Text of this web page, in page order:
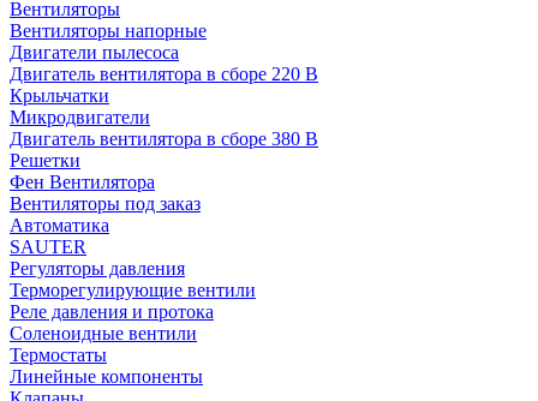
Вентиляторы
Вентиляторы напорные
Двигатели пылесоса
Двигатель вентилятора в сборе 220 В
Крыльчатки
Микродвигатели
Двигатель вентилятора в сборе 380 В
Решетки
Фен Вентилятора
Вентиляторы под заказ
Автоматика
SAUTER
Регуляторы давления
Терморегулирующие вентили
Реле давления и протока
Соленоидные вентили
Термостаты
Линейные компоненты